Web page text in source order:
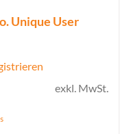
Unique User
exkl. MwSt.